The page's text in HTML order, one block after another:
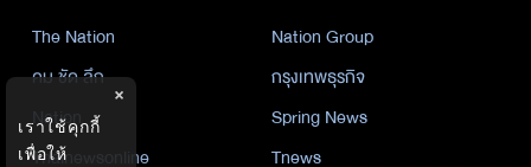
The Nation
Nation Group
คม ชัด ลึก
กรุงเทพธุรกิจ
Nation
Spring News
Thainewsonline
Tnews
×
เราใช้คุกกี้
เพื่อให้